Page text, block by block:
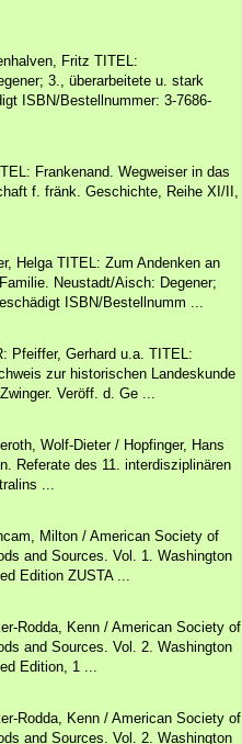
Fritz TITEL:
3., überarbeitete u. stark
ISBN/Bestellnummer: 3-7686-
Frankenand. Wegweiser in das
f. fränk. Geschichte, Reihe XI/II,
Helga TITEL: Zum Andenken an
Neustadt/Aisch: Degener;
ISBN/Bestellnumm ...
Pfeiffer, Gerhard u.a. TITEL:
zur historischen Landeskunde
Veröff. d. Ge ...
Wolf-Dieter / Hopfinger, Hans
Referate des 11. interdisziplinären
...
Milton / American Society of
and Sources. Vol. 1. Washington
Edition ZUSTA ...
Rodda, Kenn / American Society of
and Sources. Vol. 2. Washington
Edition, 1 ...
Rodda, Kenn / American Society of
and Sources. Vol. 2. Washington